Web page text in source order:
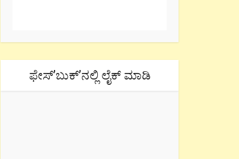
ಫೇಸ್’ಬುಕ್’ನಲ್ಲಿ ಲೈಕ್ ಮಾಡಿ